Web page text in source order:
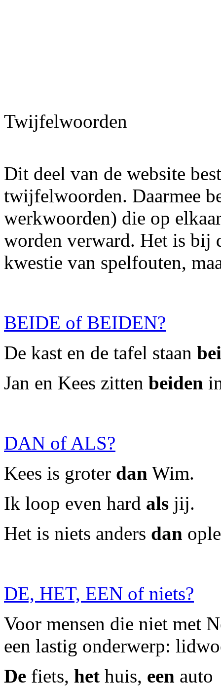
Twijfelwoorden
Dit deel van de website
twijfelwoorden. Daarmee
werkwoorden) die op
worden verward. Het is bij
kwestie van spelfouten,
BEIDE of BEIDEN?
De kast en de tafel staan
Jan en Kees zitten beiden
DAN of ALS?
Kees is groter dan Wim.
Ik loop even hard als jij.
Het is niets anders dan
DE, HET, EEN of niets?
Voor mensen die niet met
een lastig onderwerp:
De fiets, het huis, een auto